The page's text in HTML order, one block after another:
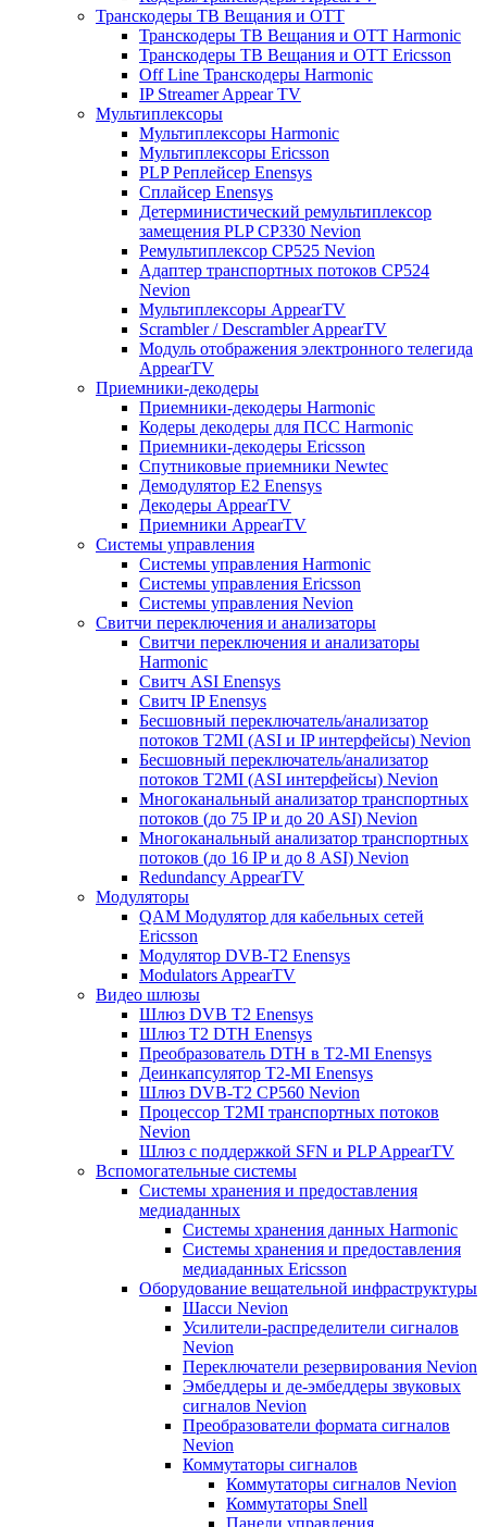
Транскодеры ТВ Вещания и ОТТ
Транскодеры ТВ Вещания и ОТТ Harmonic
Транскодеры ТВ Вещания и ОТТ Ericsson
Off Line Транскодеры Harmonic
IP Streamer Appear TV
Мультиплексоры
Мультиплексоры Harmonic
Мультиплексоры Ericsson
PLP Реплейсер Enensys
Сплайсер Enensys
Детерминистический ремультиплексор
замещения PLP CP330 Nevion
Ремультиплексор CP525 Nevion
Адаптер транспортных потоков CP524
Nevion
Мультиплексоры AppearTV
Scrambler / Descrambler AppearTV
Модуль отображения электронного телегида
AppearTV
Приемники-декодеры
Приемники-декодеры Harmonic
Кодеры декодеры для ПСС Harmonic
Приемники-декодеры Ericsson
Спутниковые приемники Newtec
Демодулятор Е2 Enensys
Декодеры AppearTV
Приемники AppearTV
Системы управления
Cистемы управления Harmonic
Cистемы управления Ericsson
Cистемы управления Nevion
Свитчи переключения и анализаторы
Свитчи переключения и анализаторы
Harmonic
Свитч ASI Enensys
Свитч IP Enensys
Бесшовный переключатель/анализатор
потоков T2MI (ASI и IP интерфейсы) Nevion
Бесшовный переключатель/анализатор
потоков T2MI (ASI интерфейсы) Nevion
Многоканальный анализатор транспортных
потоков (до 75 IP и до 20 ASI) Nevion
Многоканальный анализатор транспортных
потоков (до 16 IP и до 8 ASI) Nevion
Redundancy AppearTV
Модуляторы
QAM Модулятор для кабельных сетей
Ericsson
Модулятор DVB-T2 Enensys
Modulators AppearTV
Видео шлюзы
Шлюз DVB T2 Enensys
Шлюз T2 DTH Enensys
Преобразователь DTH в T2-MI Enensys
Деинкапсулятор T2-MI Enensys
Шлюз DVB-T2 CP560 Nevion
Процессор T2MI транспортных потоков
Nevion
Шлюз с поддержкой SFN и PLP AppearTV
Вспомогательные системы
Системы хранения и предоставления
медиаданных
Системы хранения данных Harmonic
Системы хранения и предоставления
медиаданных Ericsson
Оборудование вещательной инфраструктуры
Шасси Nevion
Усилители-распределители сигналов
Nevion
Переключатели резервирования Nevion
Эмбеддеры и де-эмбеддеры звуковых
сигналов Nevion
Преобразователи формата сигналов
Nevion
Коммутаторы сигналов
Коммутаторы сигналов Nevion
Коммутаторы Snell
Панели управления